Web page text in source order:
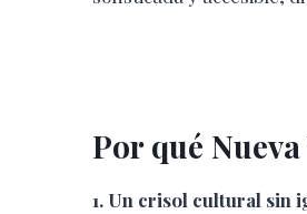
Por qué
1. Un crisol cultural sin